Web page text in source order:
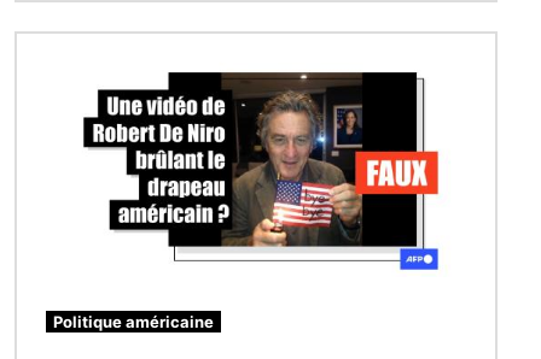
Politique américaine